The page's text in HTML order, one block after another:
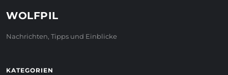
WOLFPIL
Nachrichten, Tipps und Einblicke
KATEGORIEN